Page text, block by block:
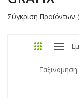
Σύγκριση Προϊόντων
Ταξινόμηση: